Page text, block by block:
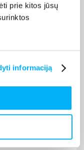
prie kitos jūsų
informaciją
metu